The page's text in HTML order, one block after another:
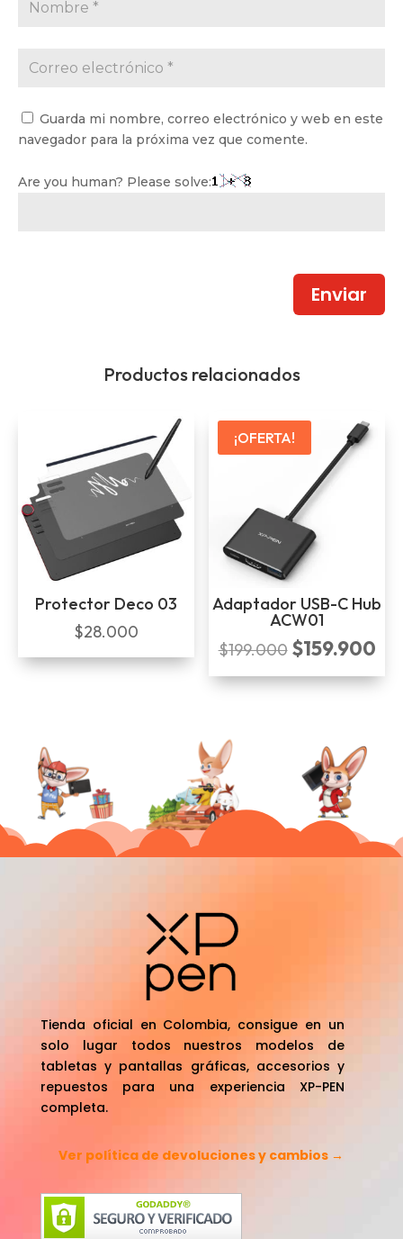
Guarda mi nombre, correo electrónico y web en este
navegador para la próxima vez que comente.
Are you human? Please solve:
Enviar
Productos relacionados
Protector Deco 03
$28.000
¡OFERTA!
Adaptador USB-C Hub
ACW01
$199.000 El
$159.900El
Tienda oficial en Colombia, consigue en un
solo lugar todos nuestros modelos de
tabletas y pantallas gráficas, accesorios y
repuestos para una experiencia XP-PEN
completa.
Ver política de devoluciones y cambios →